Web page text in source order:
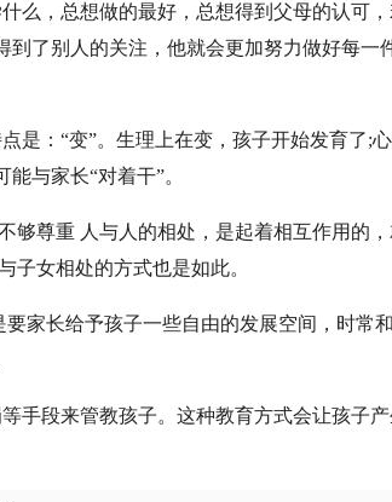
么，总想做的最好，总想得到父母的认可
了别人的关注，他就会更加努力做好每一
：“变”。生理上在变，孩子开始发育了;
与家长“对着干”。
够尊重 人与人的相处，是起着相互作用的
子女相处的方式也是如此。
家长给予孩子一些自由的发展空间，时常和
手段来管教孩子。这种教育方式会让孩子产